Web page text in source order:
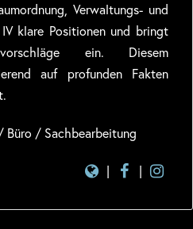
Verwaltungs- und
klare Positionen und bringt
ein. Diesem
auf profunden Fakten
Büro / Sachbearbeitung
| |